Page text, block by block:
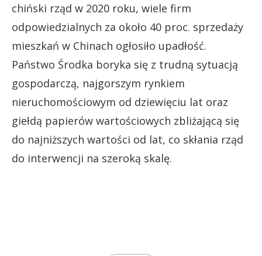
chiński rząd w 2020 roku, wiele firm
odpowiedzialnych za około 40 proc. sprzedaży
mieszkań w Chinach ogłosiło upadłość.
Państwo Środka boryka się z trudną sytuacją
gospodarczą, najgorszym rynkiem
nieruchomościowym od dziewięciu lat oraz
giełdą papierów wartościowych zbliżającą się
do najniższych wartości od lat, co skłania rząd
do interwencji na szeroką skalę.